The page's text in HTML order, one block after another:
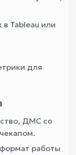
Tableau или
для
ДМС со
работы